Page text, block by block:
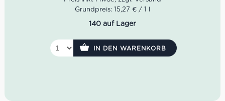
Noten von Kirschen, Pflaume, Waldbeeren als auch
Garbi fruchtig, weich, würzig sowie von feinen Tanninen
Farbe: dichtes Karminrot
Grundpreis: 15,27 € / 1 l
140 auf Lager
IN DEN WARENKORB